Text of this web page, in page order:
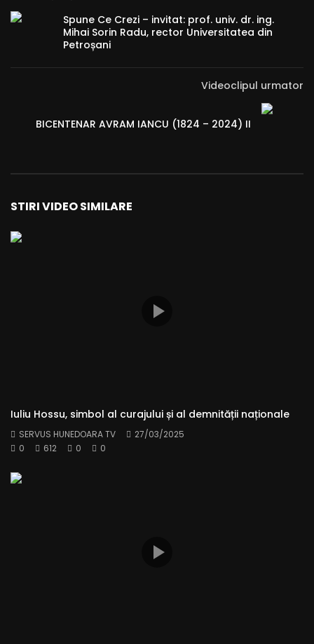
Spune Ce Crezi – invitat: prof. univ. dr. ing.
Mihai Sorin Radu, rector Universitatea din
Petroșani
Videoclipul urmator
BICENTENAR AVRAM IANCU (1824 – 2024) II
STIRI VIDEO SIMILARE
Iuliu Hossu, simbol al curajului și al demnității naționale
SERVUS HUNEDOARA TV
27/03/2025
0
612 0 0